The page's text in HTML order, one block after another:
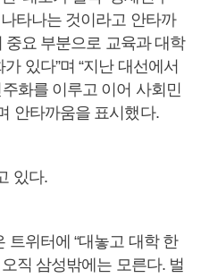
타나는 것이라고 안타까
중요 부분으로 교육과 대학
있다”며 “지난 대선에서
화를 이루고 이어 사회민
안타까움을 표시했다.
있다.
트위터에 “대놓고 대학 한
직 삼성밖에는 모른다. 벌